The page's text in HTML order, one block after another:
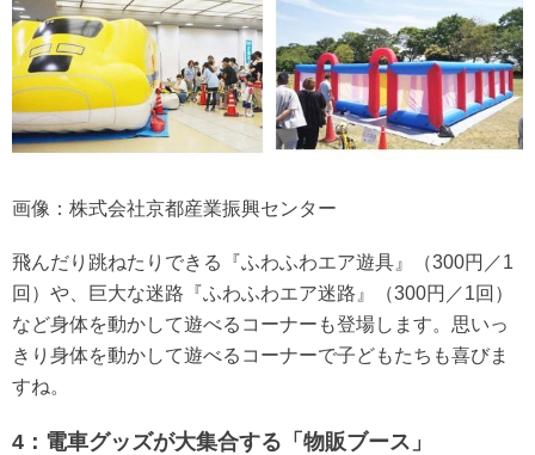
画像：株式会社京都産業振興センター
飛んだり跳ねたりできる『ふわふわエア遊具』（300円／1
回）や、巨大な迷路『ふわふわエア迷路』（300円／1回）
など身体を動かして遊べるコーナーも登場します。思いっ
きり身体を動かして遊べるコーナーで子どもたちも喜びま
すね。
4：電車グッズが大集合する「物販ブース」